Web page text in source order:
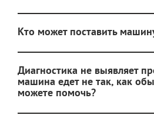
Кто может поставить
Диагностика не выявляет
машина едет не так, как
можете помочь?